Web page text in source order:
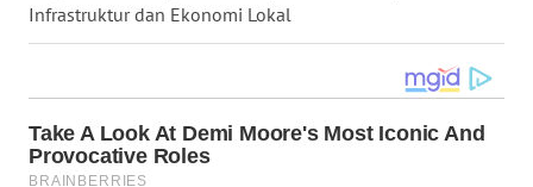
Infrastruktur dan Ekonomi Lokal
WN
BALI
WN
KALBAR